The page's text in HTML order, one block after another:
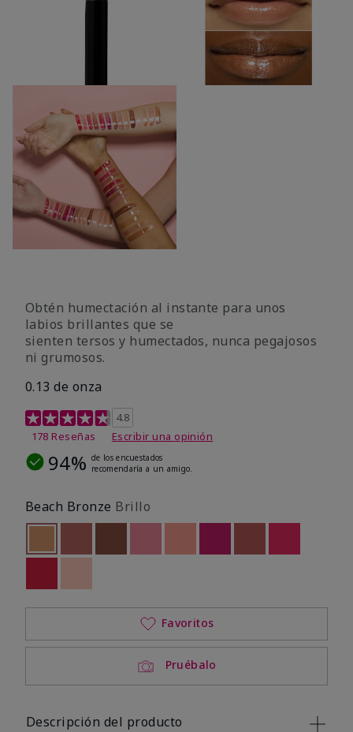
Obtén humectación al instante para unos
labios brillantes que se
sienten tersos y humectados, nunca pegajosos
ni grumosos.
0.13 de onza
Calificación de clientes de 4,2 de 5
4.8
178 Reseñas
Escribir una opinión
94% de los encuestados
recomendaría a un amigo.
Beach Bronze Brillo
seleccionado
Out of stock
Pruébalo
Favoritos
Descripción del producto